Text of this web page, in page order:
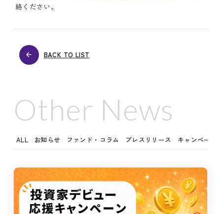
絡ください。
BACK TO LIST
Other News
ALL お知らせ ファンド・コラム プレスリリース キャンペーン